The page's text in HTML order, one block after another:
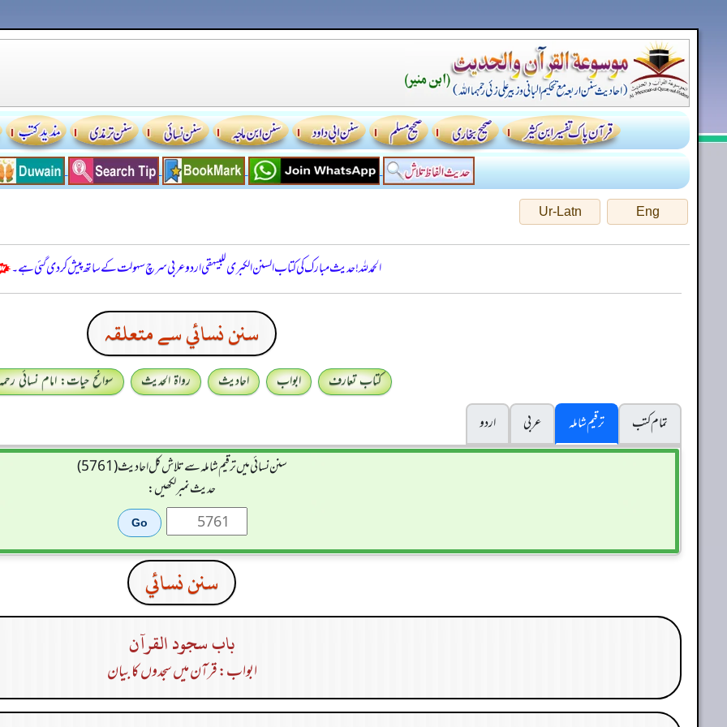
Eng
Ur-Latn
الحمدللہ! حدیث مبارک کی کتاب السنن الكبرى للبيهقي اردو عربی سرچ سہولت کے ساتھ پیش کر دی گئی ہے۔
سنن نسائي سے متعلقہ
کتاب تعارف ابواب احادیث رواۃ الحدیث
سوانح حیات: امام نسائی
تمام کتب
ترقیم شاملہ عربی
اردو
سنن نسائی میں ترقیم شاملہ سے تلاش کل احادیث (5761)
حدیث نمبر لکھیں:
سنن نسائي
باب سجود القرآن
ابواب: قرآن میں سجدوں کا بیان